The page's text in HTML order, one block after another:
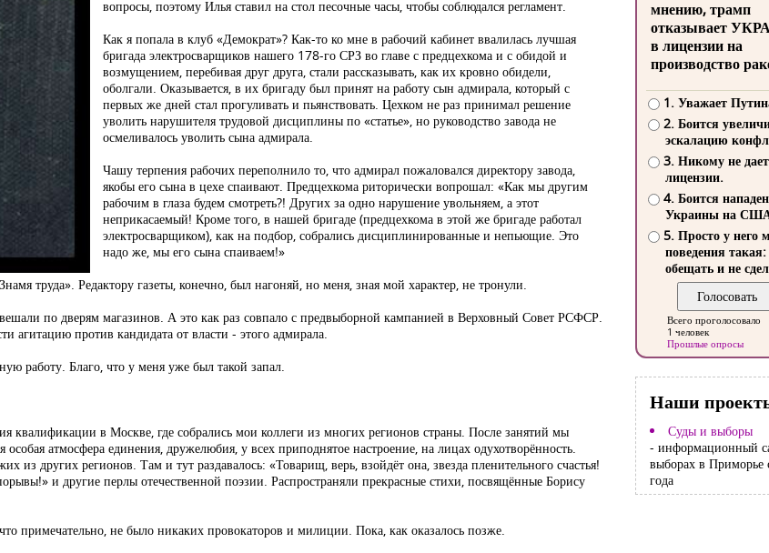
вопросы, поэтому Илья ставил на стол песочные часы, чтобы соблюдался регламент.
Как я попала в клуб «Демократ»? Как-то ко мне в рабочий кабинет ввалилась лучшая
бригада электросварщиков нашего 178-го СРЗ во главе с предцехкома и с обидой и
возмущением, перебивая друг друга, стали рассказывать, как их кровно обидели,
оболгали. Оказывается, в их бригаду был принят на работу сын адмирала, который с
первых же дней стал прогуливать и пьянствовать. Цехком не раз принимал решение
уволить нарушителя трудовой дисциплины по «статье», но руководство завода не
осмеливалось уволить сына адмирала.
Чашу терпения рабочих переполнило то, что адмирал пожаловался директору завода,
якобы его сына в цехе спаивают. Предцехкома риторически вопрошал: «Как мы другим
рабочим в глаза будем смотреть?! Других за одно нарушение увольняем, а этот
неприкасаемый! Кроме того, в нашей бригаде (предцехкома в этой же бригаде работал
электросварщиком), как на подбор, собрались дисциплинированные и непьющие. Это
надо же, мы его сына спаиваем!»
труда». Редактору газеты, конечно, был нагоняй, но меня, зная мой характер, не тронули.
по дверям магазинов. А это как раз совпало с предвыборной кампанией в Верховный Совет РСФСР.
агитацию против кандидата от власти - этого адмирала.
работу. Благо, что у меня уже был такой запал.
квалификации в Москве, где собрались мои коллеги из многих регионов страны. После занятий мы
атмосфера единения, дружелюбия, у всех приподнятое настроение, на лицах одухотворённость.
других регионов. Там и тут раздавалось: «Товарищ, верь, взойдёт она, звезда пленительного счастья!
и другие перлы отечественной поэзии. Распространяли прекрасные стихи, посвящённые Борису
примечательно, не было никаких провокаторов и милиции. Пока, как оказалось позже.
мнению, трамп
отказывает
в лицензии на
производство
1. Уважает
2. Боится
эскалацию
3. Никому не
лицензии.
4. Боится
Украины на
5. Просто у него
поведения такая:
обещать и не
Всего проголосовало
1 человек
Прошлые опросы
Наши
Суды и выборы
- информационный
выборах в Приморье
года